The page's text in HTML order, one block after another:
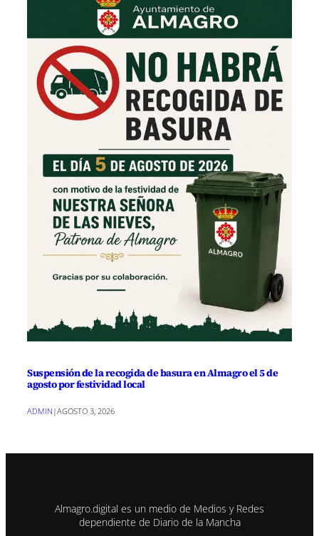
Suspensión de la recogida de basura en Almagro el 5 de
agosto por festividad local
ADMIN |AGOSTO 3, 2026
Almagro.digital es un medio de Medios y Redes
dependiente de Diario de la Mancha